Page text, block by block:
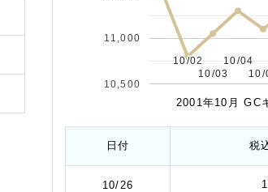
10/02
10/02
10/03
10/03
10/04
10/04
10/
10/
10,500
11,000
2001年10月 GC
日付 税
10/26